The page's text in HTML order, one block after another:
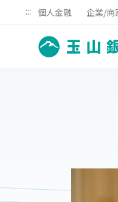
::: 個人金融 企業/商